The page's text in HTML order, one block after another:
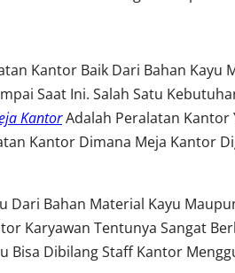
Kantor Baik Dari Bahan
Saat Ini. Salah Satu
KantorAdalah Peralatan Kantor
Kantor Dimana Meja Kantor
Bahan Material Kayu
Karyawan Tentunya Sangat
Dibilang Staff Kantor